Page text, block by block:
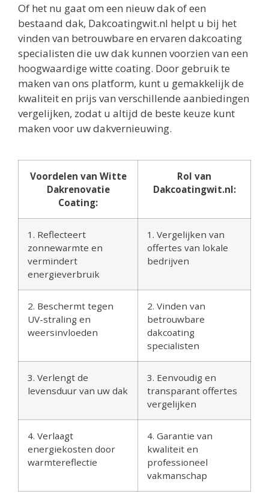
Of het nu gaat om een nieuw dak of een
bestaand dak, Dakcoatingwit.nl helpt u bij het
vinden van betrouwbare en ervaren dakcoating
specialisten die uw dak kunnen voorzien van een
hoogwaardige witte coating. Door gebruik te
maken van ons platform, kunt u gemakkelijk de
kwaliteit en prijs van verschillende aanbiedingen
vergelijken, zodat u altijd de beste keuze kunt
maken voor uw dakvernieuwing.
Voordelen van Witte
Dakrenovatie
Coating:
Rol van
Dakcoatingwit.nl:
1. Reflecteert
zonnewarmte en
vermindert
energieverbruik
1. Vergelijken van
offertes van lokale
bedrijven
2. Beschermt tegen
UV-straling en
weersinvloeden
2. Vinden van
betrouwbare
dakcoating
specialisten
3. Verlengt de
levensduur van uw dak
3. Eenvoudig en
transparant offertes
vergelijken
4. Verlaagt
energiekosten door
warmtereflectie
4. Garantie van
kwaliteit en
professioneel
vakmanschap